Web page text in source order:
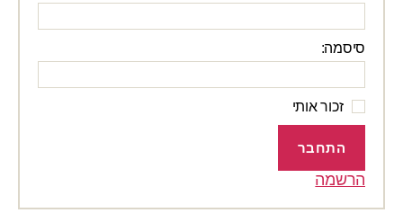
סיסמה:
זכור אותי
התחבר
הרשמה